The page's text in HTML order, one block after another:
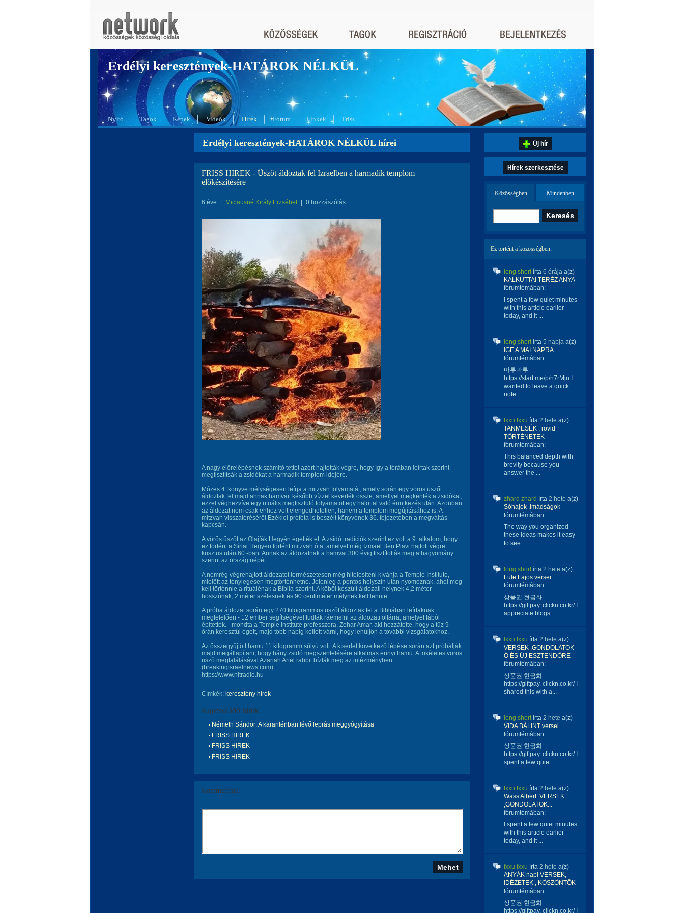
Erdélyi keresztények-HATÁROK NÉLKÜL
Nyitó Tagok Képek Videók Hírek Fórum Linkek Friss
Erdélyi keresztények-HATÁROK NÉLKÜL hírei
FRISS HIREK - Üszőt áldoztak fel Izraelben a harmadik templom
előkészítésére
6 éve Miclausné Király Erzsébet 0 hozzászólás
A nagy előrelépésnek számító tettet azért hajtották végre, hogy így a tórában leírtak szerint
megtisztítsák a zsidókat a harmadik templom idejére.
Mózes 4. könyve mélységesen leírja a mitzvah folyamatát, amely során egy vörös üszőt
áldoztak fel majd annak hamvait később vízzel keverték össze, amellyel megkenték a zsidókat,
ezzel véghezvíve egy rituális megtisztuló folyamatot egy halottal való érintkezés után. Azonban
az áldozat nem csak ehhez volt elengedhetetlen, hanem a templom megújításához is. A
mitzvah visszatéréséről Ezékiel próféta is beszélt könyvének 36. fejezetében a megváltás
kapcsán.
A vörös üszőt az Olajfák Hegyén égették el. A zsidó tradíciók szerint ez volt a 9. alkalom, hogy
ez történt a Sínai Hegyen történt mitzvah óta, amelyet még Izmael Ben Piavi hajtott végre
krisztus után 60.-ban. Annak az áldozatnak a hamvai 300 évig tisztították meg a hagyomány
szerint az ország népét.
A nemrég végrehajtott áldozatot természetesen még hitelesíteni kívánja a Temple Institute,
mielőtt az ténylegesen megtörténhetne. Jelenleg a pontos helyszín után nyomoznak, ahol meg
kell történnie a rituálénak a Biblia szerint. A kőből készült áldozati helynek 4,2 méter
hosszúnak, 2 méter szélesnek és 90 centiméter mélynek kell lennie.
A próba áldozat során egy 270 kilogrammos üszőt áldoztak fel a Bibliában leírtaknak
megfelelően - 12 ember segítségével tudták ráemelni az áldozati oltárra, amelyet fából
építettek. - mondta a Temple Institute professzora, Zohar Amar, aki hozzátette, hogy a tűz 9
órán keresztül égett, majd több napig kellett várni, hogy lehűljön a további vizsgálatokhoz.
Az összegyűjtött hamu 11 kilogramm súlyú volt. A kísérlet következő lépése során azt próbálják
majd megállapítani, hogy hány zsidó megszentelésére alkalmas ennyi hamu. A tökéletes vörös
üsző megtalálásával Azariah Ariel rabbit bízták meg az intézményben.
(breakingisraelnews.com)
https://www.hitradio.hu
Címkék: keresztény hírek
Kapcsolódó hírek:
Németh Sándor: A karanténban lévő leprás meggyógyítása
FRISS HIREK
FRISS HIREK
FRISS HIREK
Kommentáld!
Új hír
Hírek szerkesztése
Közösségben Mindenben
Ez történt a közösségben:
long shortírta 6 órája a(z)
KALKUTTAI TERÉZ ANYA
fórumtémában:
I spent a few quiet minutes
with this article earlier
today, and it ...
long shortírta 5 napja a(z)
IGE A MAI NAPRA
fórumtémában:
마루마루
https://start.me/p/n7rMjn I
wanted to leave a quick
note...
fxxu fxxu írta 2 hete a(z)
TANMESÉK , rövid
TÖRTÉNETEK
fórumtémában:
This balanced depth with
brevity because you
answer the ...
zhard zhard írta 2 hete a(z)
Sóhajok ,Imádságok
fórumtémában:
The way you organized
these ideas makes it easy
to see...
long shortírta 2 hete a(z)
Füle Lajos versei:
fórumtémában:
상품권 현금화
https://giftpay. clickn.co.kr/ I
appreciate blogs ...
fxxu fxxu írta 2 hete a(z)
VERSEK ,GONDOLATOK
Ó ÉS ÚJ ESZTENDŐRE
fórumtémában:
상품권 현금화
https://giftpay. clickn.co.kr/ I
shared this with a...
long shortírta 2 hete a(z)
VIDA BÁLINT versei
fórumtémában:
상품권 현금화
https://giftpay. clickn.co.kr/ I
spent a few quiet ...
fxxu fxxu írta 2 hete a(z)
Wass Albert: VERSEK
,GONDOLATOK...
fórumtémában:
I spent a few quiet minutes
with this article earlier
today, and it ...
fxxu fxxu írta 2 hete a(z)
ANYÁK napi VERSEK,
IDÉZETEK , KÖSZÖNTŐK
fórumtémában:
상품권 현금화
https://giftpay. clickn.co.kr/ I